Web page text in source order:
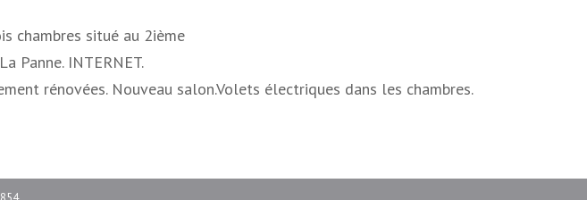
chambres situé au 2ième
Panne. INTERNET.
rénovées. Nouveau salon.Volets électriques dans les chambres.